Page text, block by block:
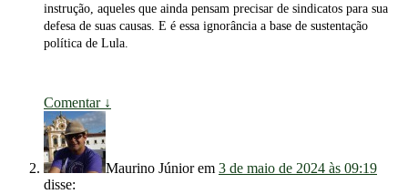
instrução, aqueles que ainda pensam precisar de sindicatos para sua
defesa de suas causas. E é essa ignorância a base de sustentação
política de Lula.
Comentar ↓
Maurino Júniorem 3 de maio de 2024 às 09:19
disse: